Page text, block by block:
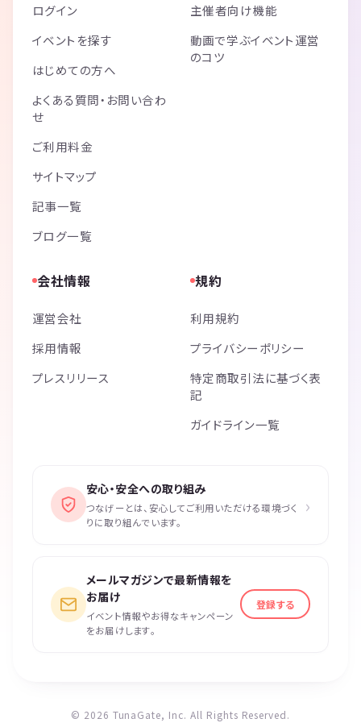
ログイン
イベントを探す
はじめての方へ
よくある質問・お問い合わ
せ
ご利用料金
サイトマップ
記事一覧
ブログ一覧
主催者向け機能
動画で学ぶイベント運営
のコツ
会社情報
運営会社
採用情報
プレスリリース
規約
利用規約
プライバシーポリシー
特定商取引法に基づく表
記
ガイドライン一覧
安心・安全への取り組み
つなげーとは、安心してご利用いただける環境づく
りに取り組んでいます。
›
メールマガジンで最新情報を
お届け
イベント情報やお得なキャンペーン
をお届けします。
登録する
© 2026 TunaGate, Inc. All Rights Reserved.